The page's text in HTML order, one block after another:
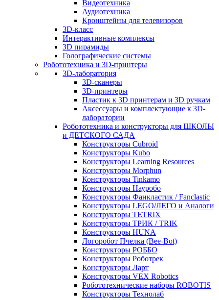
Видеотехника
Аудиотехника
Кронштейны для телевизоров
3D-класс
Интерактивные комплексы
3D пирамиды
Голографические системы
Робототехника и 3D-принтеры
3D-лаборатория
3D-сканеры
3D-принтеры
Пластик к 3D принтерам и 3D ручкам
Аксессуары и комплектующие к 3D-
лаборатории
Робототехника и конструкторы для ШКОЛЫ
и ДЕТСКОГО САДА
Конструкторы Cubroid
Конструкторы Kubo
Конструкторы Learning Resources
Конструкторы Morphun
Конструкторы Tinkamo
Конструкторы Науробо
Конструкторы Фанкластик / Fanclastic
Конструкторы LEGO/ЛЕГО и Аналоги
Конструкторы TETRIX
Конструкторы ТРИК / TRIK
Конструкторы HUNA
Логоробот Пчелка (Bee-Bot)
Конструкторы РОББО
Конструкторы Роботрек
Конструкторы Ларт
Конструкторы VEX Robotics
Робототехнические наборы ROBOTIS
Конструкторы Технолаб